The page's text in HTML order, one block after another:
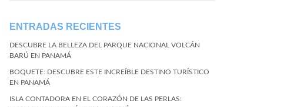
ENTRADAS RECIENTES
DESCUBRE LA BELLEZA DEL PARQUE NACIONAL VOLCÁN
BARÚ EN PANAMÁ
BOQUETE: DESCUBRE ESTE INCREÍBLE DESTINO TURÍSTICO
EN PANAMÁ
ISLA CONTADORA EN EL CORAZÓN DE LAS PERLAS: